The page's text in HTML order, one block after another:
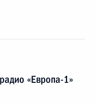
«Европа-1»